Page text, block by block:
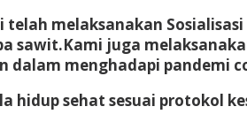
melaksanakan
sawit.Kami juga
menghadapi pandemi
hidup sehat sesuai protokol